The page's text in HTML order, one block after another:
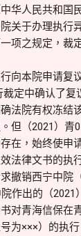
华人民共和国
关于办理执行
项之规定，裁
向本院申请复
裁定中确认了
法院有权冻结
但（2021）青
在，始终使申
法律文书的执
撤销西宁中院
作出的（2021
对青海信保在
为×××）的执行